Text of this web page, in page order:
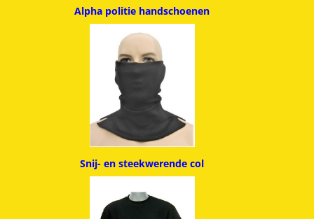
Alpha politie handschoenen
Snij- en steekwerende col